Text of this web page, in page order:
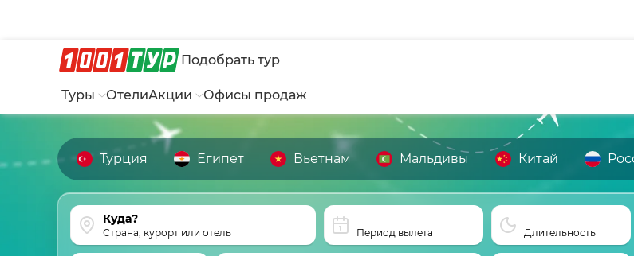
Подобрать тур
Туры ОтелиАкции Офисы продаж
Турция Египет Вьетнам Мальдивы Китай
Страна, курорт или отель Период вылета Длительность